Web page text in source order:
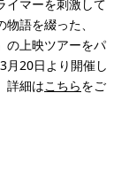
イマーを刺激して
語を綴った、
の上映ツアーをパ
月20日より開催し
詳細はこちらをご